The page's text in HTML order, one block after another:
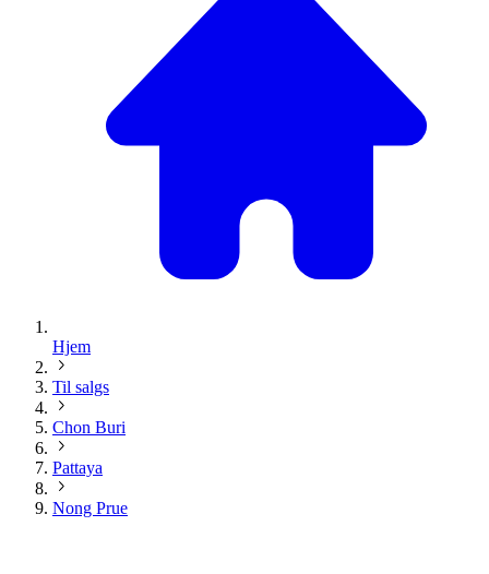
Hjem
Til salgs
Chon Buri
Pattaya
Nong Prue